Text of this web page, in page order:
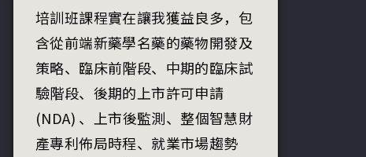
培訓班課程實在讓我獲益良多，包
含從前端新藥學名藥的藥物開發及
策略、臨床前階段、中期的臨床試
驗階段、後期的上市許可申請
(NDA) 、上市後監測、整個智慧財
產專利佈局時程、就業市場趨勢